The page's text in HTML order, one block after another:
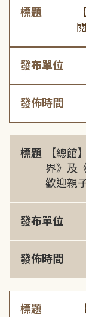
標題
發布單位
發佈時間
標題
【總館
界》及
歡迎親
發布單位
發佈時間
標題